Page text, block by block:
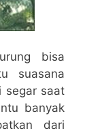
bisa
suasana
segar saat
banyak
dari